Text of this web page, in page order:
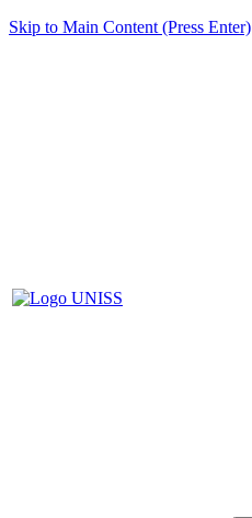
Skip to Main Content (Press Enter)